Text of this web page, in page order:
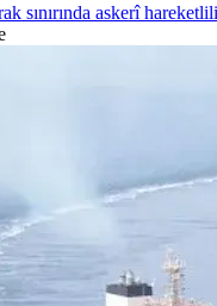
sınırında askerî